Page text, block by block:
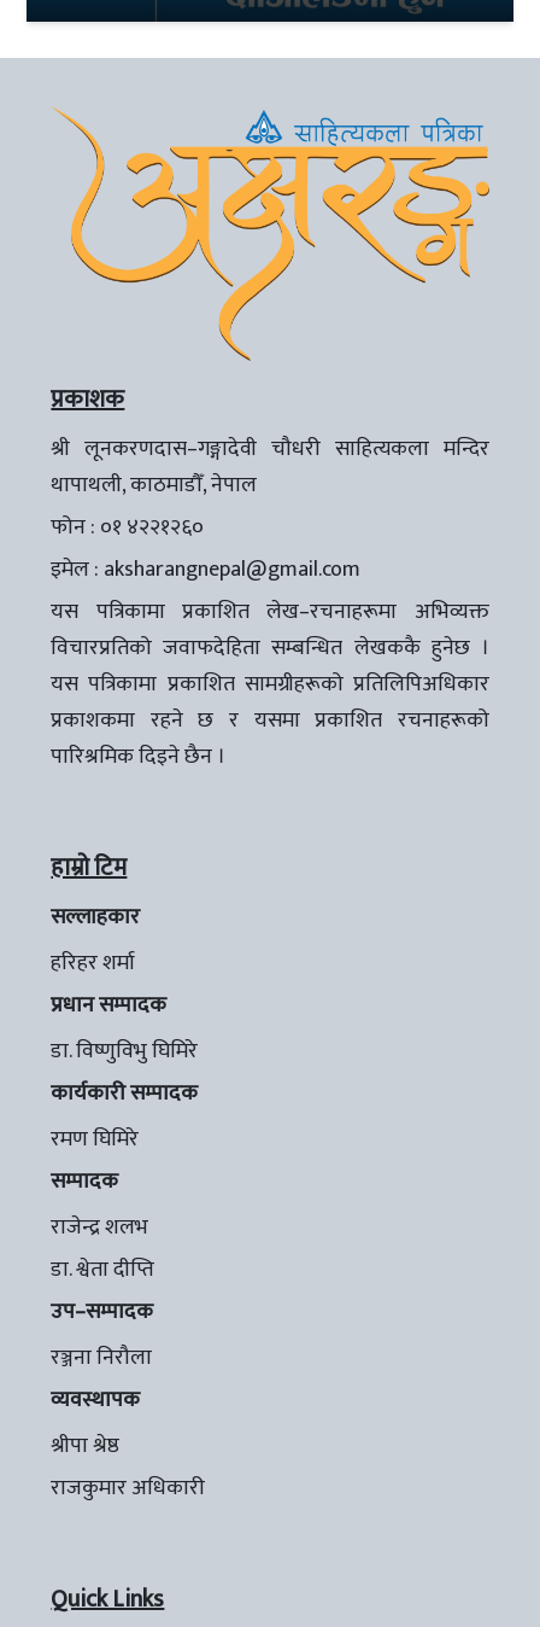
प्रकाशक
श्री लूनकरणदास–गङ्गादेवी चौधरी साहित्यकला मन्दिर
थापाथली, काठमाडौँ, नेपाल
फोन : ०१ ४२२१२६०
इमेल : aksharangnepal@gmail.com
यस पत्रिकामा प्रकाशित लेख–रचनाहरूमा अभिव्यक्त
विचारप्रतिको जवाफदेहिता सम्बन्धित लेखककै हुनेछ ।
यस पत्रिकामा प्रकाशित सामग्रीहरूको प्रतिलिपिअधिकार
प्रकाशकमा रहने छ र यसमा प्रकाशित रचनाहरूको
पारिश्रमिक दिइने छैन ।
हाम्रो टिम
सल्लाहकार
हरिहर शर्मा
प्रधान सम्पादक
डा. विष्णुविभु घिमिरे
कार्यकारी सम्पादक
रमण घिमिरे
सम्पादक
राजेन्द्र शलभ
डा. श्वेता दीप्ति
उप–सम्पादक
रञ्जना निरौला
व्यवस्थापक
श्रीपा श्रेष्ठ
राजकुमार अधिकारी
Quick Links